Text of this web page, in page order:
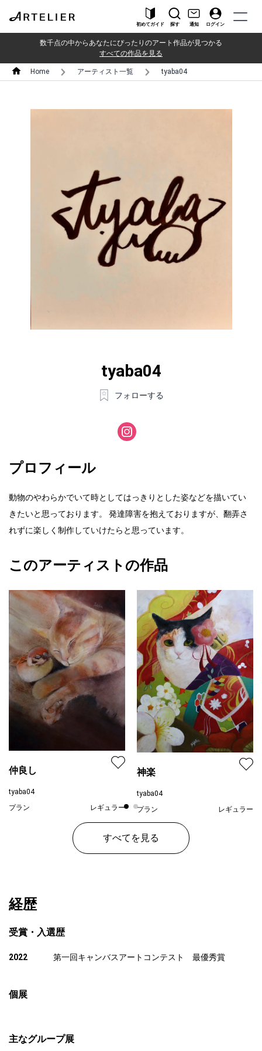
初めてガイド 探す 通知 ログイン
数千点の中からあなたにぴったりのアート作品が見つかる
すべての作品を見る
Home アーティスト一覧 tyaba04
tyaba04
フォローする
プロフィール
動物のやわらかでいて時としてはっきりとした姿などを描いてい
きたいと思っております。 発達障害を抱えておりますが、翻弄さ
れずに楽しく制作していけたらと思っています。
このアーティストの作品
仲良し
tyaba04
プラン
レギュラー
¥ 20,000
神楽
tyaba04
プラン
レギュラー
価格
すべてを見る
経歴
受賞・入選歴
2022 第一回キャンバスアートコンテスト 最優秀賞
個展
主なグループ展